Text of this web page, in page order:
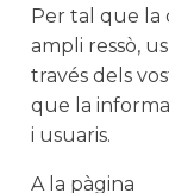
Per tal que la
ampli ressò,
través dels
que la
i usuaris.
A la pàgina